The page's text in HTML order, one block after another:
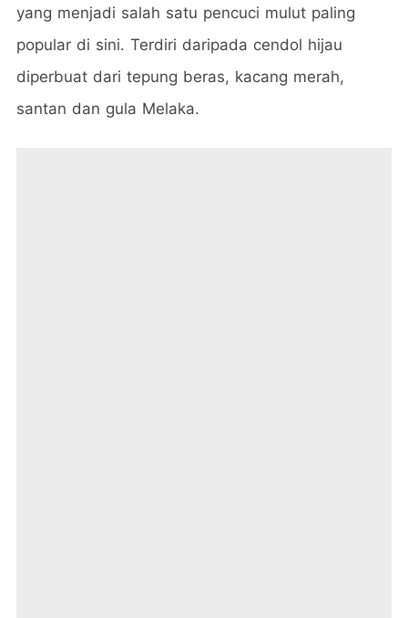
yang menjadi salah satu pencuci mulut paling
popular di sini. Terdiri daripada cendol hijau
diperbuat dari tepung beras, kacang merah,
santan dan gula Melaka.